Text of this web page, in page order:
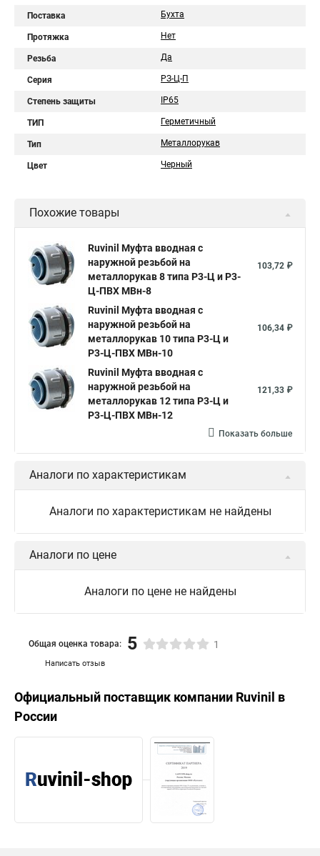
Поставка Бухта
Протяжка Нет
Резьба Да
Серия РЗ-Ц-П
Степень защиты IP65
ТИП Герметичный
Тип Металлорукав
Цвет Черный
Похожие товары
Ruvinil Муфта вводная с
наружной резьбой на
металлорукав 8 типа Р3-Ц и Р3-
Ц-ПВХ МВн-8
103,72 ₽
Ruvinil Муфта вводная с
наружной резьбой на
металлорукав 10 типа Р3-Ц и
Р3-Ц-ПВХ МВн-10
106,34 ₽
Ruvinil Муфта вводная с
наружной резьбой на
металлорукав 12 типа Р3-Ц и
Р3-Ц-ПВХ МВн-12
121,33 ₽
Показать больше
Аналоги по характеристикам
Аналоги по характеристикам не найдены
Аналоги по цене
Аналоги по цене не найдены
Написать отзыв
Общая оценка товара: 5 1
Официальный поставщик компании Ruvinil в
России